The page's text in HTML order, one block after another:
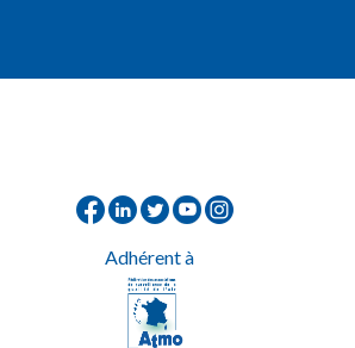
Adhérent à